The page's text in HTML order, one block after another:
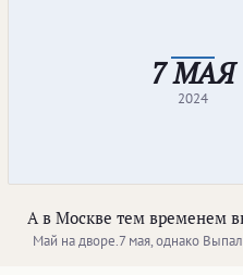
7 МАЯ
2024
А в Москве тем временем
Май на дворе.7 мая, однако